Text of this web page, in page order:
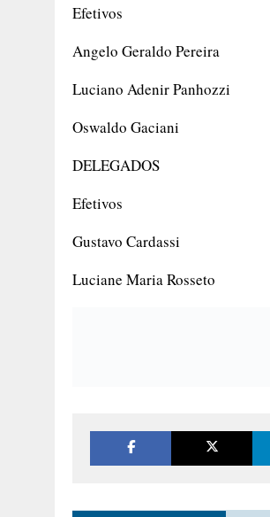
Efetivos
Angelo Geraldo
Luciano Adenir
Oswaldo
DELEGADOS
Efetivos
Gustavo
Luciane Maria